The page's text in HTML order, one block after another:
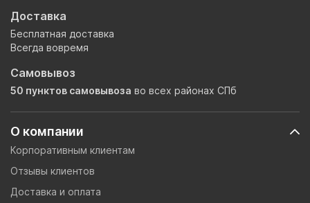
О компании
Корпоративным клиентам
Отзывы клиентов
Доставка и оплата
Доставка
Бесплатная доставка
Всегда вовремя
Самовывоз
50 пунктов самовывоза во всех районах СПб